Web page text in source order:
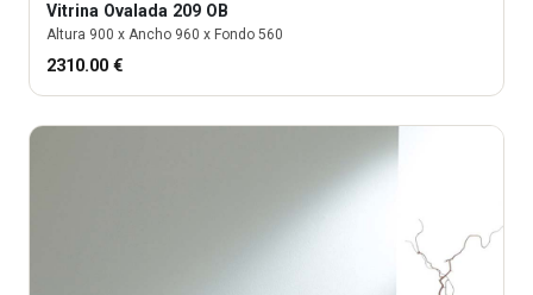
Vitrina Ovalada 209 OB
Altura 900 x Ancho 960 x Fondo 560
2310.00 €